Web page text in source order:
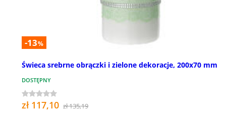
-13%
Świeca srebrne obrączki i zielone dekoracje, 200x70 mm
DOSTĘPNY
zł 117,10 zł 135,19